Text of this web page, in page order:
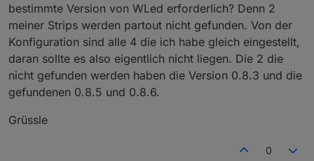
bestimmte Version von WLed erforderlich? Denn 2
meiner Strips werden partout nicht gefunden. Von der
Konfiguration sind alle 4 die ich habe gleich eingestellt,
daran sollte es also eigentlich nicht liegen. Die 2 die
nicht gefunden werden haben die Version 0.8.3 und die
gefundenen 0.8.5 und 0.8.6.
Grüssle
0